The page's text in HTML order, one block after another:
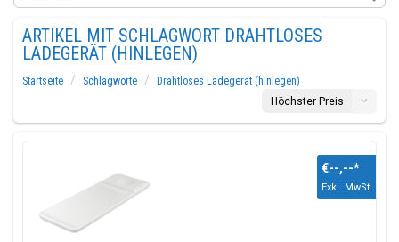
ARTIKEL MIT SCHLAGWORT DRAHTLOSES
LADEGERÄT (HINLEGEN)
Startseite Schlagworte
Drahtloses Ladegerät (hinlegen)
Höchster Preis
€--,--*
Exkl. MwSt.